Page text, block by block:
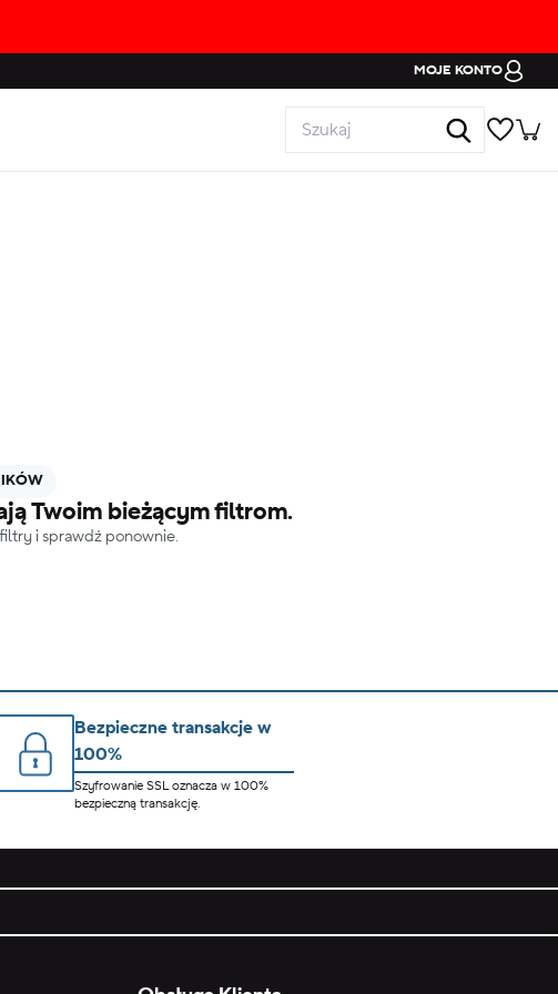
MOJE KONTO
Twoim bieżącym filtrom.
i sprawdź ponownie.
Bezpieczne transakcje w
100%
Szyfrowanie SSL oznacza w 100%
bezpieczną transakcję.